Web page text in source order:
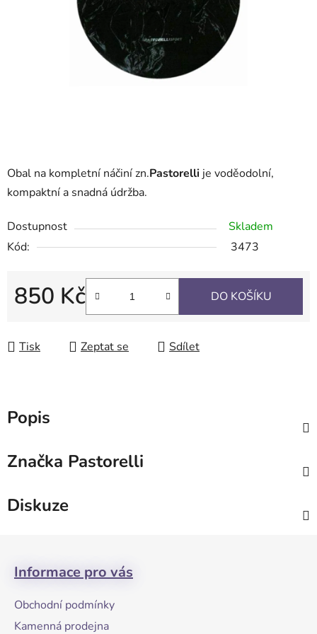
Obal na kompletní náčiní zn.Pastorelli je voděodolní,
kompaktní a snadná údržba.
Dostupnost
Skladem
Kód:
3473
850 Kč DO KOŠÍKU
Tisk Zeptat se Sdílet
Popis
Značka Pastorelli
Diskuze
Informace pro vás
Obchodní podmínky
Kamenná prodejna